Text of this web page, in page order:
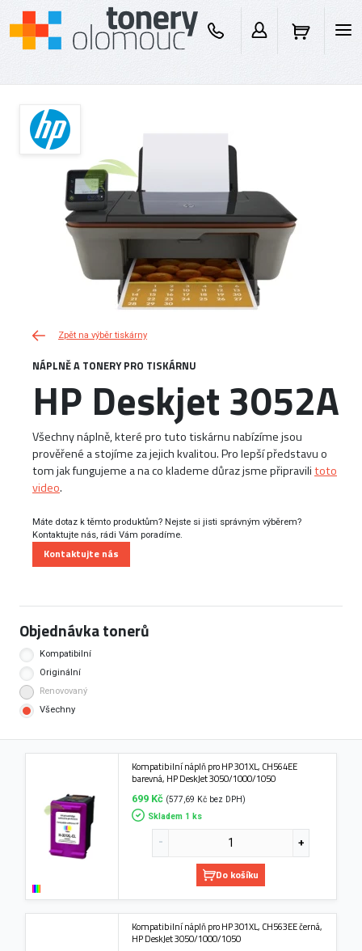
Zpět na výběr tiskárny
NÁPLNĚ A TONERY PRO TISKÁRNU
HP Deskjet 3052A
Všechny náplně, které pro tuto tiskárnu nabízíme jsou
prověřené a stojíme za jejich kvalitou. Pro lepší představu o
tom jak fungujeme a na co klademe důraz jsme připravilitoto
video.
Máte dotaz k těmto produktům? Nejste si jisti správným výběrem?
Kontaktujte nás, rádi Vám poradíme.
Kontaktujte nás
Objednávka tonerů
Kompatibilní
Originální
Renovovaný
Všechny
Kompatibilní náplň pro HP 301XL, CH564EE
barevná, HP DeskJet 3050/1000/1050
699 Kč (577,69 Kč bez DPH)
Skladem 1 ks
Do košíku
Kompatibilní náplň pro HP 301XL, CH563EE černá,
HP DeskJet 3050/1000/1050